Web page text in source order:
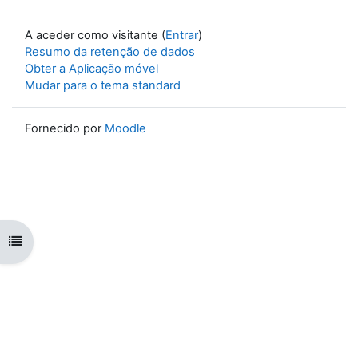
Abrir índice da disciplina
A aceder como visitante (Entrar)
Resumo da retenção de dados
Obter a Aplicação móvel
Mudar para o tema standard
Fornecido por Moodle